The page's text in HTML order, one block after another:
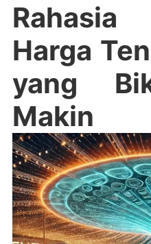
Harga
yang
Makin